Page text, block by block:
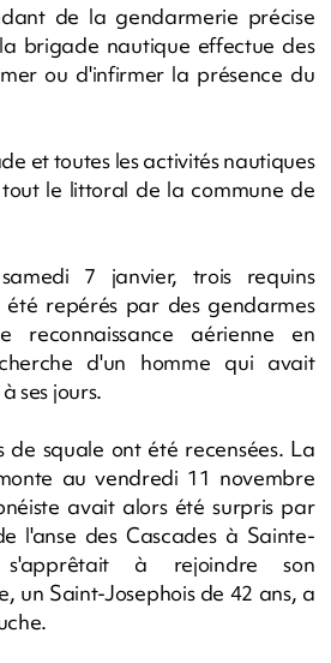
de la gendarmerie précise
brigade nautique effectue des
ou d'infirmer la présence du
et toutes les activités nautiques
le littoral de la commune de
7 janvier, trois requins
été repérés par des gendarmes
reconnaissance aérienne en
d'un homme qui avait
ses jours.
de squale ont été recensées. La
au vendredi 11 novembre
avait alors été surpris par
l'anse des Cascades à Sainte-
à rejoindre son
un Saint-Josephois de 42 ans, a